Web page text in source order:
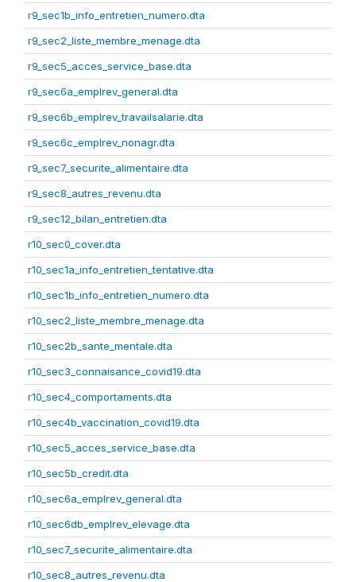
r9_sec1b_info_entretien_numero.dta
r9_sec2_liste_membre_menage.dta
r9_sec5_acces_service_base.dta
r9_sec6a_emplrev_general.dta
r9_sec6b_emplrev_travailsalarie.dta
r9_sec6c_emplrev_nonagr.dta
r9_sec7_securite_alimentaire.dta
r9_sec8_autres_revenu.dta
r9_sec12_bilan_entretien.dta
r10_sec0_cover.dta
r10_sec1a_info_entretien_tentative.dta
r10_sec1b_info_entretien_numero.dta
r10_sec2_liste_membre_menage.dta
r10_sec2b_sante_mentale.dta
r10_sec3_connaisance_covid19.dta
r10_sec4_comportaments.dta
r10_sec4b_vaccination_covid19.dta
r10_sec5_acces_service_base.dta
r10_sec5b_credit.dta
r10_sec6a_emplrev_general.dta
r10_sec6db_emplrev_elevage.dta
r10_sec7_securite_alimentaire.dta
r10_sec8_autres_revenu.dta